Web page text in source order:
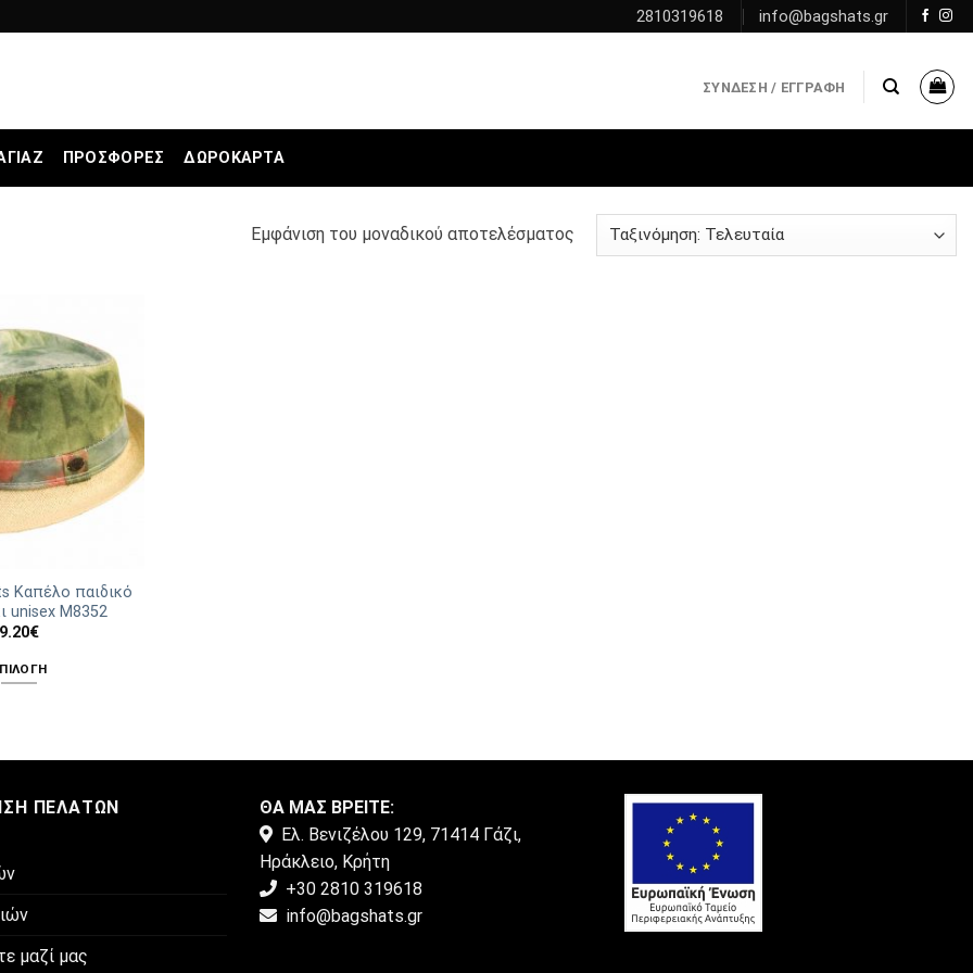
2810319618 info@bagshats.gr
ΣΎΝΔΕΣΗ / ΕΓΓΡΑΦΉ
ΠΡΟΣΦΟΡΕΣ ΔΩΡΟΚΆΡΤΑ
Εμφάνιση του μοναδικού αποτελέσματος
Καπέλο παιδικό
unisex Μ8352
9.20€
πολλαπλές
να
επιλεγούν
ΠΕΛΑΤΏΝ
μαζί μας
ΘΑ ΜΑΣ ΒΡΕΙΤΕ:
Ελ. Βενιζέλου 129, 71414 Γάζι,
Ηράκλειο, Κρήτη
+30 2810 319618
info@bagshats.gr